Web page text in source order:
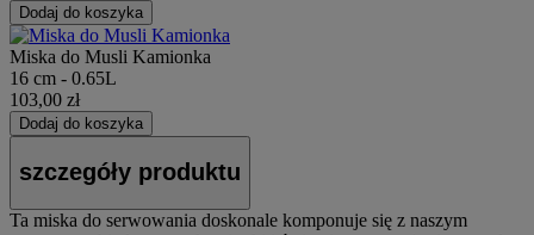
Dodaj do koszyka
Miska do Musli Kamionka
16 cm - 0.65L
103,00 zł
Dodaj do koszyka
szczegóły produktu
Ta miska do serwowania doskonale komponuje się z naszym